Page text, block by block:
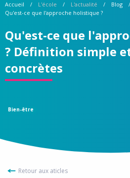
Accueil L'école L'actualité
Blog
Qu'est-ce que l'approche holistique ?
Qu'est-ce que
? Définition simple
concrètes
Bien-être
Retour aux aticles